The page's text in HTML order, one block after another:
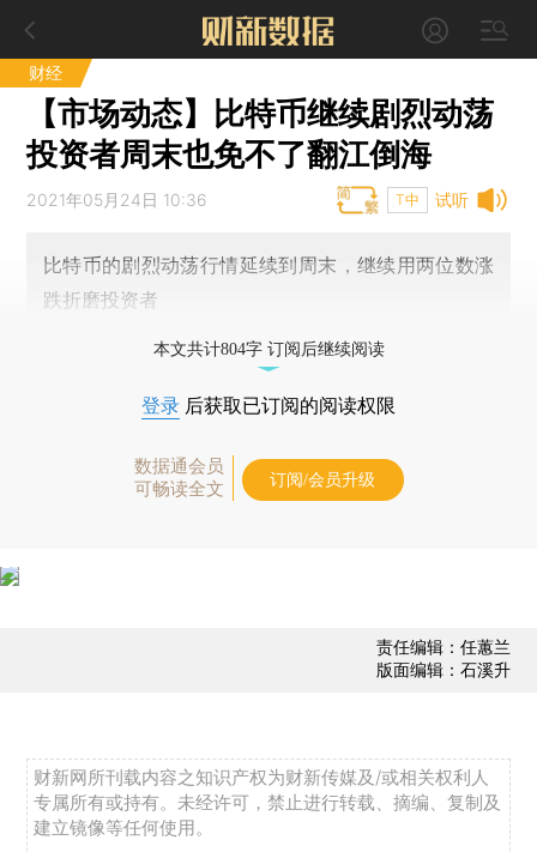
财经
【市场动态】比特币继续剧烈动荡
投资者周末也免不了翻江倒海
试听
2021年05月24日 10:36 T中
比特币的剧烈动荡行情延续到周末，继续用两位数涨
跌折磨投资者
本文共计804字 订阅后继续阅读
登录 后获取已订阅的阅读权限
数据通会员
可畅读全文
订阅/会员升级
责任编辑：任蕙兰
版面编辑：石溪升
财新网所刊载内容之知识产权为财新传媒及/或相关权利人
专属所有或持有。未经许可，禁止进行转载、摘编、复制及
建立镜像等任何使用。